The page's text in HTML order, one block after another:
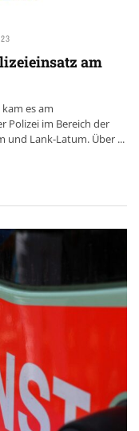
am
es am
Polizei im Bereich der
und Lank-Latum. Über ...